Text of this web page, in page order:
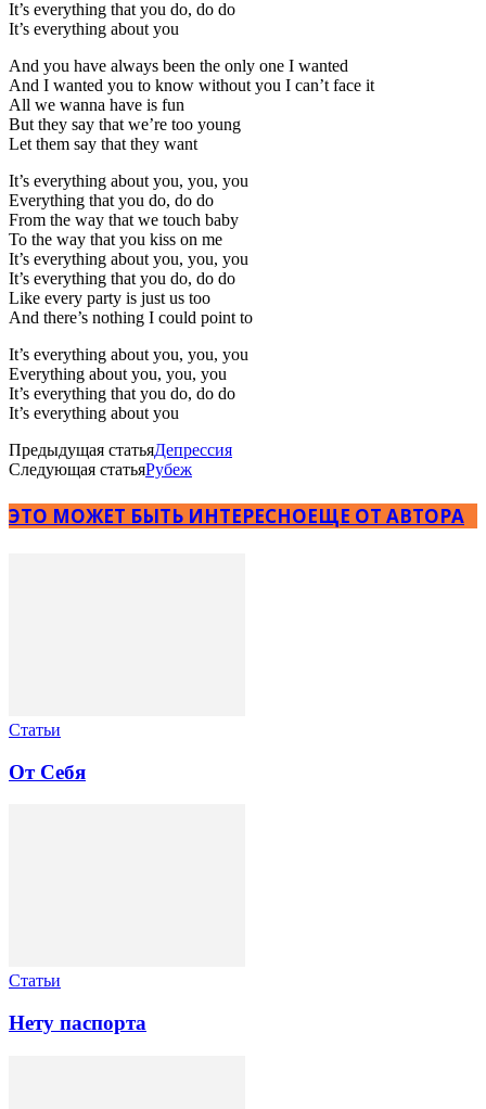
It’s everything that you do, do do
It’s everything about you
And you have always been the only one I wanted
And I wanted you to know without you I can’t face it
All we wanna have is fun
But they say that we’re too young
Let them say that they want
It’s everything about you, you, you
Everything that you do, do do
From the way that we touch baby
To the way that you kiss on me
It’s everything about you, you, you
It’s everything that you do, do do
Like every party is just us too
And there’s nothing I could point to
It’s everything about you, you, you
Everything about you, you, you
It’s everything that you do, do do
It’s everything about you
Предыдущая статьяДепрессия
Следующая статьяРубеж
ЭТО МОЖЕТ БЫТЬ ИНТЕРЕСНОЕЩЕ ОТ АВТОРА
Статьи
От Себя
Статьи
Нету паспорта